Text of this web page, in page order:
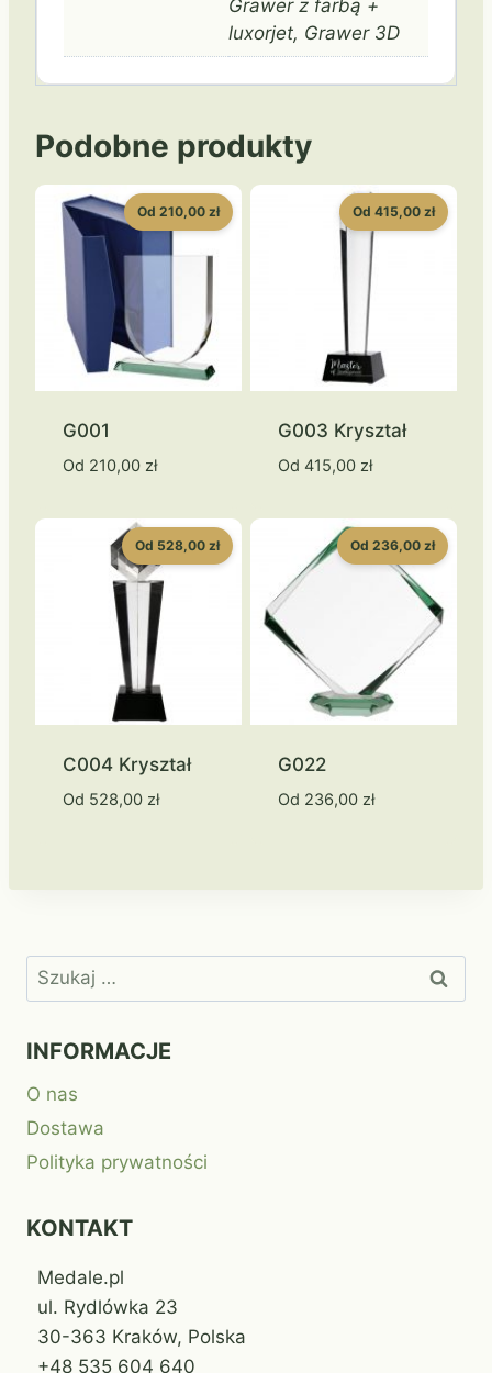
Grawer z farbą +
luxorjet, Grawer 3D
Podobne produkty
Od 210,00 zł
G001
Od 210,00 zł
Od 415,00 zł
G003 Kryształ
Od 415,00 zł
Od 528,00 zł
C004 Kryształ
Od 528,00 zł
Od 236,00 zł
G022
Od 236,00 zł
Szukaj:
INFORMACJE
O nas
Dostawa
Polityka prywatności
KONTAKT
Medale.pl
ul. Rydlówka 23
30-363 Kraków, Polska
+48 535 604 640